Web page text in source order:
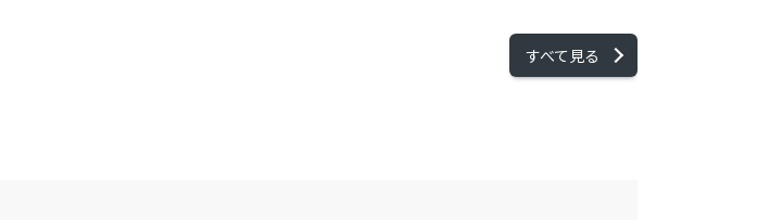
すべて見る